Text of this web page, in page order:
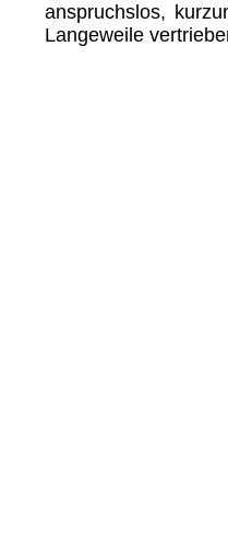
anspruchslos,
Langeweile